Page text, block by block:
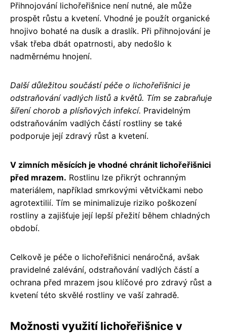
Přihnojování lichořeřišnice není nutné, ale může
prospět růstu a kvetení. Vhodné je použít organické
hnojivo bohaté na dusík a draslík. Při přihnojování je
však třeba dbát opatrnosti, aby nedošlo k
nadměrnému hnojení.
Další důležitou součástí péče o lichořeřišnici je
odstraňování vadlých listů a květů. Tím se zabraňuje
šíření chorob a plísňových infekcí. Pravidelným
odstraňováním vadlých částí rostliny se také
podporuje její zdravý růst a kvetení.
V zimních měsících je vhodné chránit lichořeřišnici
před mrazem. Rostlinu lze přikrýt ochranným
materiálem, například smrkovými větvičkami nebo
agrotextilií. Tím se minimalizuje riziko poškození
rostliny a zajišťuje její lepší přežití během chladných
období.
Celkově je péče o lichořeřišnici nenáročná, avšak
pravidelné zalévání, odstraňování vadlých částí a
ochrana před mrazem jsou klíčové pro zdravý růst a
kvetení této skvělé rostliny ve vaší zahradě.
Možnosti využití lichořeřišnice v